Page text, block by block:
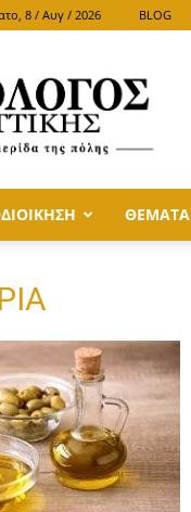
8 / Αυγ / 2026 BLOG
ΑΤΤΙΚΗΣ
ΘΕΜΑΤΑ